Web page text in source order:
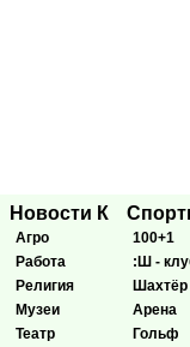
Новости К
Агро
Работа
Религия
Музеи
Театр
100+1
:Ш -
Шахтёр
Арена
Гольф